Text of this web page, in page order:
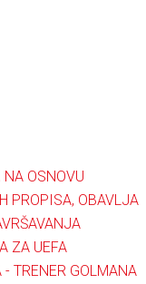
NA OSNOVU
PROPISA, OBAVLJA
ZA UEFA
- TRENER GOLMANA